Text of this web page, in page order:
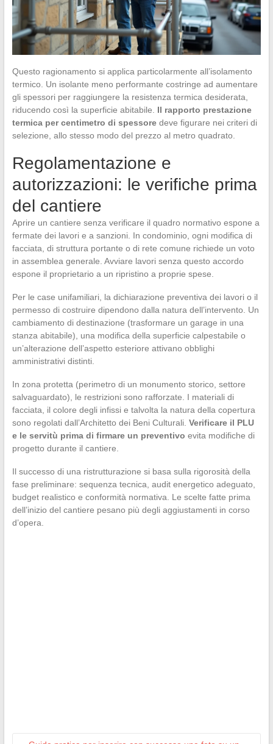
Questo ragionamento si applica particolarmente all’isolamento
termico. Un isolante meno performante costringe ad aumentare
gli spessori per raggiungere la resistenza termica desiderata,
riducendo così la superficie abitabile. Il rapporto prestazione
termica per centimetro di spessoredeve figurare nei criteri di
selezione, allo stesso modo del prezzo al metro quadrato.
Regolamentazione e
autorizzazioni: le verifiche prima
del cantiere
Aprire un cantiere senza verificare il quadro normativo espone a
fermate dei lavori e a sanzioni. In condominio, ogni modifica di
facciata, di struttura portante o di rete comune richiede un voto
in assemblea generale. Avviare lavori senza questo accordo
espone il proprietario a un ripristino a proprie spese.
Per le case unifamiliari, la dichiarazione preventiva dei lavori o il
permesso di costruire dipendono dalla natura dell’intervento. Un
cambiamento di destinazione (trasformare un garage in una
stanza abitabile), una modifica della superficie calpestabile o
un’alterazione dell’aspetto esteriore attivano obblighi
amministrativi distinti.
In zona protetta (perimetro di un monumento storico, settore
salvaguardato), le restrizioni sono rafforzate. I materiali di
facciata, il colore degli infissi e talvolta la natura della copertura
sono regolati dall’Architetto dei Beni Culturali. Verificare il PLU
e le servitù prima di firmare un preventivo evita modifiche di
progetto durante il cantiere.
Il successo di una ristrutturazione si basa sulla rigorosità della
fase preliminare: sequenza tecnica, audit energetico adeguato,
budget realistico e conformità normativa. Le scelte fatte prima
dell’inizio del cantiere pesano più degli aggiustamenti in corso
d’opera.